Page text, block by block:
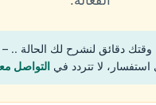
دقائق لنشرح لك الحالة .. –
استفسار، لا تتردد في التواصل